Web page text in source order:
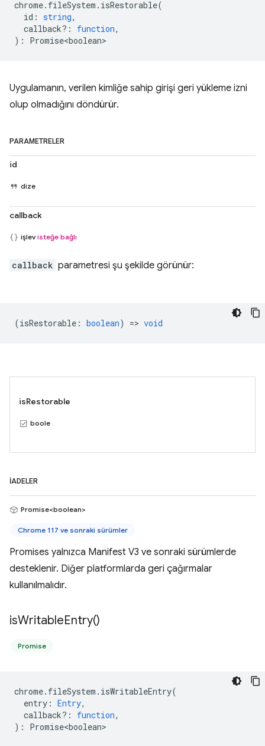
chrome. fileSystem . isRestorable(
id : string,
callback? : function,
) : Promise<boolean>
Uygulamanın, verilen kimliğe sahip girişi geri yükleme izni
olup olmadığını döndürür.
PARAMETRELER
id
dize
callback
işlevisteğe bağlı
callback parametresi şu şekilde görünür:
(isRestorable : boolean) => void
isRestorable
boole
İADELER
Promise<boolean>
Chrome 117 ve sonraki sürümler
Promises yalnızca Manifest V3 ve sonraki sürümlerde
desteklenir. Diğer platformlarda geri çağırmalar
kullanılmalıdır.
isWritableEntry()
Promise
chrome. fileSystem . isWritableEntry(
entry : Entry,
callback? : function,
) : Promise<boolean>